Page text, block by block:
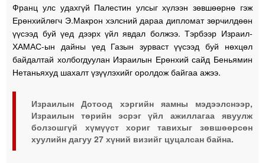
Франц улс удахгүй Палестин улсыг хүлээн зөвшөөрнө гэж
Ерөнхийлөгч Э.Макрон хэлсний дараа дипломат зөрчилдөөн
үүсээд буй үед дээрх үйл явдал болжээ. Тэрбээр Израил-
ХАМАС-ын дайны үед Газын зурваст үүсээд буй нөхцөл
байдалтай холбогдуулан Израилын Ерөнхий сайд Беньямин
Нетаньяхуд шахалт үзүүлэхийг оролдож байгаа ажээ.
Израилын Дотоод хэргийн яамны мэдээлснээр,
Израилын төрийн эсрэг үйл ажиллагаа явуулж
болзошгүй хүмүүст хориг тавихыг зөвшөөрсөн
хуулийн дагуу 27 хүний ​​визийг цуцалсан байна.